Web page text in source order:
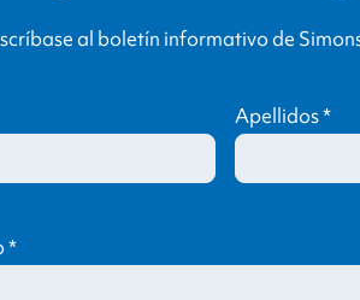
al boletín informativo de
Apellidos*
*